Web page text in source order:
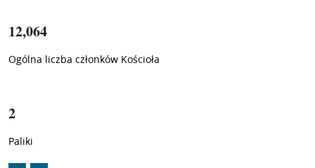
12,064
Ogólna liczba członków Kościoła
1 /
2
Paliki